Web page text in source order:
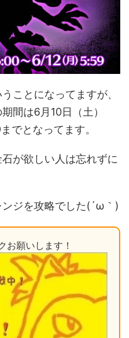
ことになってますが、
間は6月10日（土）
でとなってます。
が欲しい人は忘れずに
ジを攻略でした(´ω｀)
お願いします！